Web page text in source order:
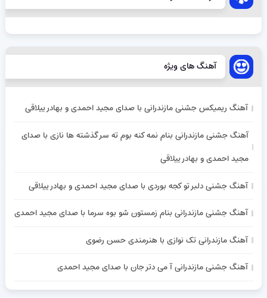
آهنگ های ویژه
آهنگ ریمیکس جشنی مازندرانی با صدای مجید احمدی و بهادر ییلاقی
آهنگ جشنی مازندرانی بنام نمه کنه بوم ته سر گذشته ها نازی با صدای
مجید احمدی و بهادر ییلاقی
آهنگ جشنی دلبر تو کجه بوردی با صدای مجید احمدی و بهادر ییلاقی
آهنگ جشنی مازندرانی بنام زمستون شو بوه سرما با صدای مجید احمدی
آهنگ مازندرانی تک نوازی با هنرمندی حسن رضوی
آهنگ جشنی مازندرانی آ می دتر جان با صدای مجید احمدی